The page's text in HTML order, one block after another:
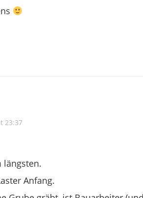
23:37
längsten.
Anfang.